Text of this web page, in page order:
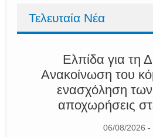
Τελευταία Νέα
Ελπίδα για τη
Ανακοίνωση του
ενασχόληση
αποχωρήσεις
06/08/2026 -